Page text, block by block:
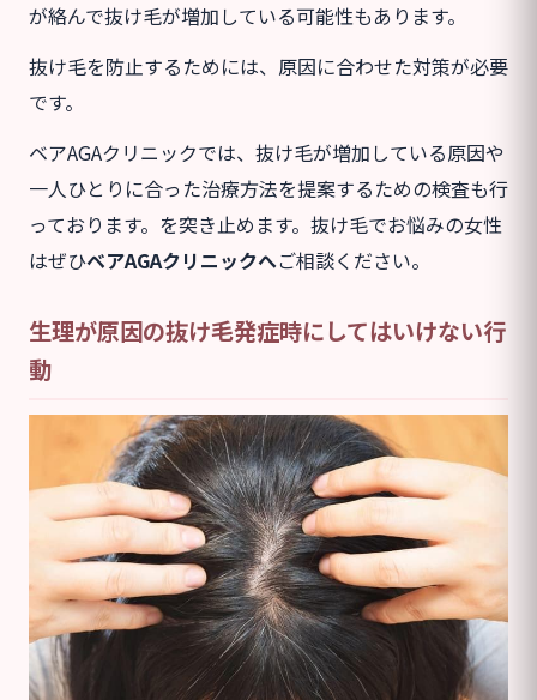
が絡んで抜け毛が増加している可能性もあります。
抜け毛を防止するためには、原因に合わせた対策が必要
です。
ベアAGAクリニックでは、抜け毛が増加している原因や
一人ひとりに合った治療方法を提案するための検査も行
っております。を突き止めます。抜け毛でお悩みの女性
はぜひベアAGAクリニックへご相談ください。
生理が原因の抜け毛発症時にしてはいけない行
動